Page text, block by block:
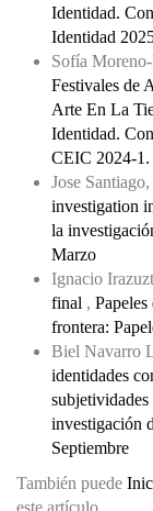
Identidad.
Identidad
Sofía
Festivales de
Arte En La
Identidad.
CEIC 2024-
Jose Santiago,
investigation
la
Marzo
Ignacio
final ,
frontera:
Biel Navarro
identidades
subjetividades
investigación
Septiembre
También puede
este artículo.